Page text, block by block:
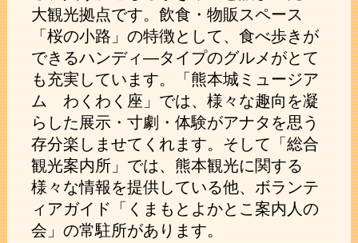
大観光拠点です。飲食・物販スペース
「桜の小路」の特徴として、食べ歩きが
できるハンディ―タイプのグルメがとて
も充実しています。「熊本城ミュージア
ム わくわく座」では、様々な趣向を凝
らした展示・寸劇・体験がアナタを思う
存分楽しませてくれます。そして「総合
観光案内所」では、熊本観光に関する
様々な情報を提供している他、ボランテ
ィアガイド「くまもとよかとこ案内人の
会」の常駐所があります。